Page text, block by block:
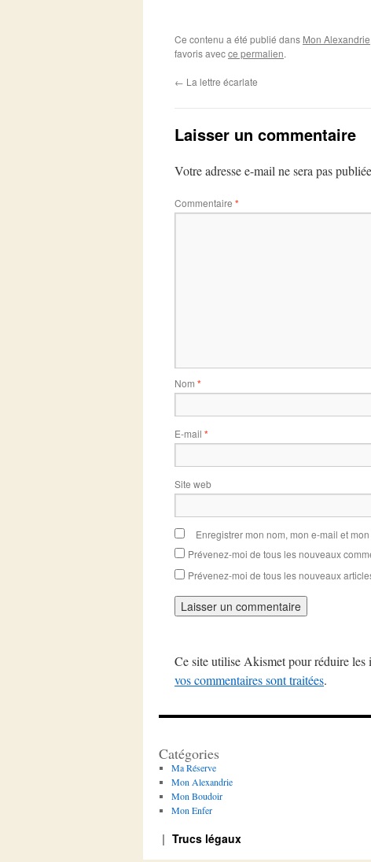
Ce contenu a été publié dans Mon Alexandrie
favoris avecce permalien.
← La lettre écarlate
Laisser un commentaire
Votre adresse e-mail ne sera pas
Commentaire *
Nom *
E-mail *
Site web
Enregistrer mon nom, mon e-mail et
Prévenez-moi de tous les nouveaux
Prévenez-moi de tous les nouveaux
Ce site utilise Akismet pour réduire les
vos commentaires sont traitées.
Catégories
Ma Réserve
Mon Alexandrie
Mon Boudoir
Mon Enfer
Trucs légaux